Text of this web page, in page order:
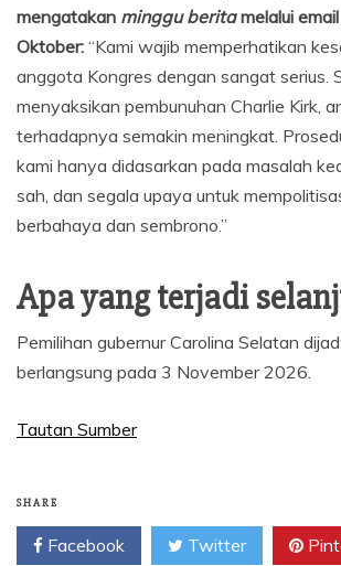
mengatakan minggu beritamelalui
Oktober: “Kami wajib memperhatikan
anggota Kongres dengan sangat serius.
menyaksikan pembunuhan Charlie Kirk,
terhadapnya semakin meningkat.
kami hanya didasarkan pada masalah
sah, dan segala upaya untuk
berbahaya dan sembrono.”
Apa yang terjadi
Pemilihan gubernur Carolina Selatan
berlangsung pada 3 November 2026.
Tautan Sumber
SHARE
Facebook Twitter